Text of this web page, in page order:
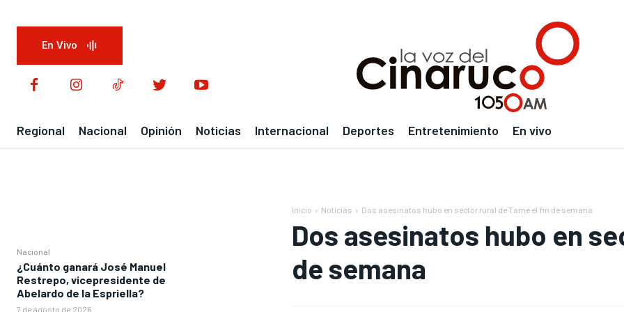
En Vivo
Regional Nacional Opinión Noticias Internacional Deportes Entretenimiento En vivo
Nacional
¿Cuánto ganará José Manuel
Restrepo, vicepresidente de
Abelardo de la Espriella?
7 de agosto de 2026
Inicio Noticias Dos asesinatos hubo en sector rural de Tame el fin de semana
Dos asesinatos hubo en
de semana